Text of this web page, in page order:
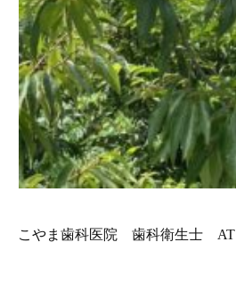
こやま歯科医院 歯科衛生士 AT